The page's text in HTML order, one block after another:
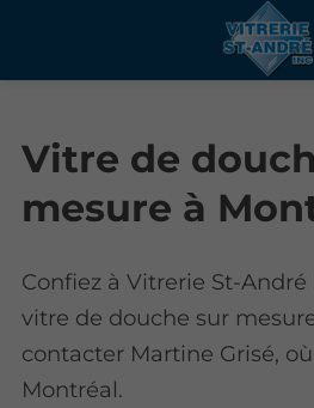
Vitre de
mesure à
Confiez à Vitrerie St-André
vitre de douche sur
contacter Martine Grisé,
Montréal.